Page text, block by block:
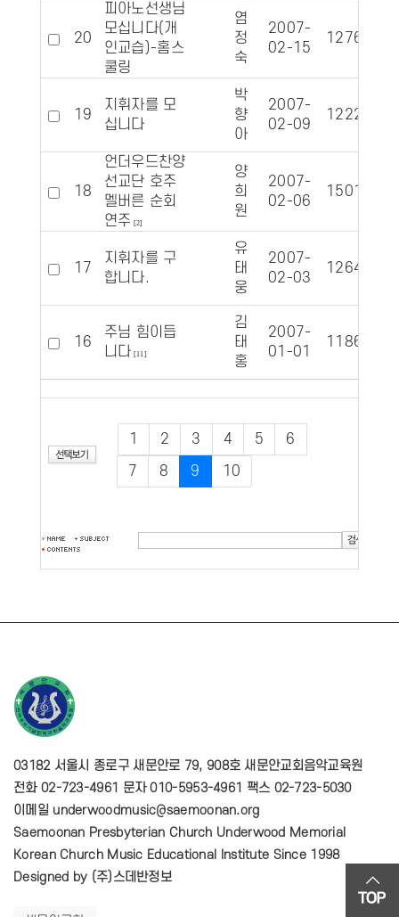
20
피아노선생님
모십니다(개
인교습)-홈스
쿨링
염
정
숙
2007-
02-15
12764
19
지휘자를 모
십니다
박
향
아
2007-
02-09
12224
18
언더우드찬양
선교단 호주
멜버른 순회
연주 [2]
양
희
원
2007-
02-06
15013
17
지휘자를 구
합니다.
유
태
웅
2007-
02-03
12643
16
주님 힘이듭
니다 [11]
김
태
홍
2007-
01-01
11866
1 2 3 4 5
6
7
8 9 10
03182 서울시 종로구 새문안로 79, 908호 새문안교회음악교육원
전화 02-723-4961 문자 010-5953-4961 팩스 02-723-5030
이메일 underwoodmusic@saemoonan.org
Saemoonan Presbyterian Church Underwood Memorial
Korean Church Music Educational Institute Since 1998
Designed by (주)스데반정보